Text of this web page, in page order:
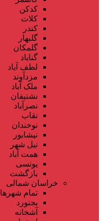
کدکن
کلات
کندر
گلبهار
گلمکان
گناباد
لطف آباد
مزدآوند
ملک آباد
نشتیفان
نصرآباد
نقاب
نوخندان
نیشابور
نیل شهر
همت آباد
یونسی
بازگشت
خراسان شمالی
تمام شهر‌ها
بجنورد
آشخانه